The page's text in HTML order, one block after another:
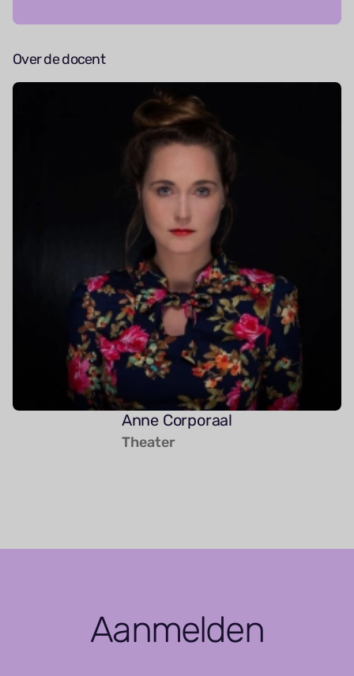
Over de docent
Anne Corporaal
Theater
Aanmelden